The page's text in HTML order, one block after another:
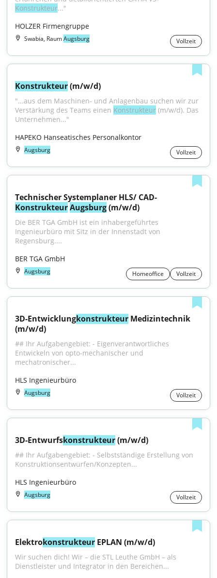
Konstrukteur..."
HOLZER Firmengruppe
Swabia, RaumAugsburg Vollzeit
Konstrukteur (m/w/d)
"...aus dem Maschinen- und Anlagenbau suchen wir zur
Verstärkung des Teams einen Konstrukteur (m/w/d). Das
Unternehmen..."
HAPEKO Hanseatisches Personalkontor
Augsburg Vollzeit
Technischer Systemplaner HLS/ CAD-
KonstrukteurAugsburg (m/w/d)
Die BER TGA GmbH ist ein inhabergeführtes
Ingenieurbüro mit Sitz in der Innenstadt von
Regensburg....
BER TGA GmbH
Augsburg Homeoffice Vollzeit
3D-Entwicklungkonstrukteur Medizintechnik
(m/w/d)
## Ihr Aufgabengebiet: - Eigenverantwortliches
Entwickeln von opto-mechanischer und
mechatronischer...
HLS Ingenieurbüro
Augsburg Vollzeit
3D-Entwurfskonstrukteur (m/w/d)
## Ihr Aufgabengebiet: - Selbstständige Erstellung von
Konstruktionsentwürfen/Konzepten...
HLS Ingenieurbüro
Augsburg Vollzeit
Elektrokonstrukteur EPLAN (m/w/d)
Wir suchen dich! Wir – die STL Leuthe GmbH – als
Dienstleister und Integrator in den Bereichen...